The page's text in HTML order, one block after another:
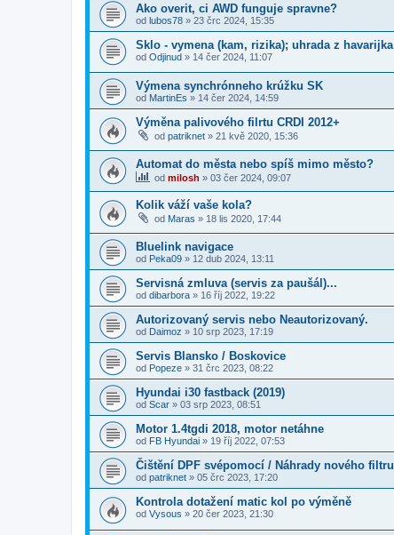
Ako overit, ci AWD funguje spravne?
od lubos78 » 23 črc 2024, 15:35
Sklo - vymena (kam, rizika); uhrada z havarijka
od Odjinud » 14 čer 2024, 11:07
Výmena synchrónneho krúžku SK
od MartinEs » 14 čer 2024, 14:59
Výměna palivového filrtu CRDI 2012+
od patriknet » 21 kvě 2020, 15:36
Automat do města nebo spíš mimo město?
od milosh » 03 čer 2024, 09:07
Kolik váží vaše kola?
od Maras » 18 lis 2020, 17:44
Bluelink navigace
od Peka09 » 12 dub 2024, 13:11
Servisná zmluva (servis za paušál)...
od dibarbora » 16 říj 2022, 19:22
Autorizovaný servis nebo Neautorizovaný.
od Daimoz » 10 srp 2023, 17:19
Servis Blansko / Boskovice
od Popeze » 31 črc 2023, 08:22
Hyundai i30 fastback (2019)
od Scar » 03 srp 2023, 08:51
Motor 1.4tgdi 2018, motor netáhne
od FB Hyundai » 19 říj 2022, 07:53
Čištění DPF svépomocí / Náhrady nového filtru
od patriknet » 05 črc 2023, 17:20
Kontrola dotažení matic kol po výměně
od Vysous » 20 čer 2023, 21:30